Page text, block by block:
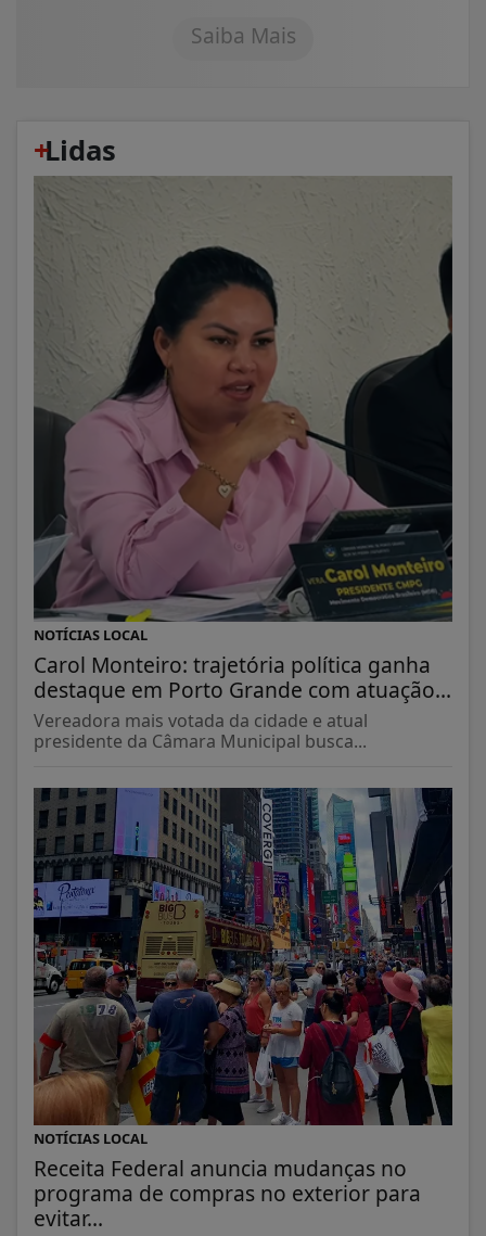
Saiba Mais
+
Lidas
NOTÍCIAS LOCAL
Carol Monteiro: trajetória política ganha
destaque em Porto Grande com atuação...
Vereadora mais votada da cidade e atual
presidente da Câmara Municipal busca...
NOTÍCIAS LOCAL
Receita Federal anuncia mudanças no
programa de compras no exterior para
evitar...